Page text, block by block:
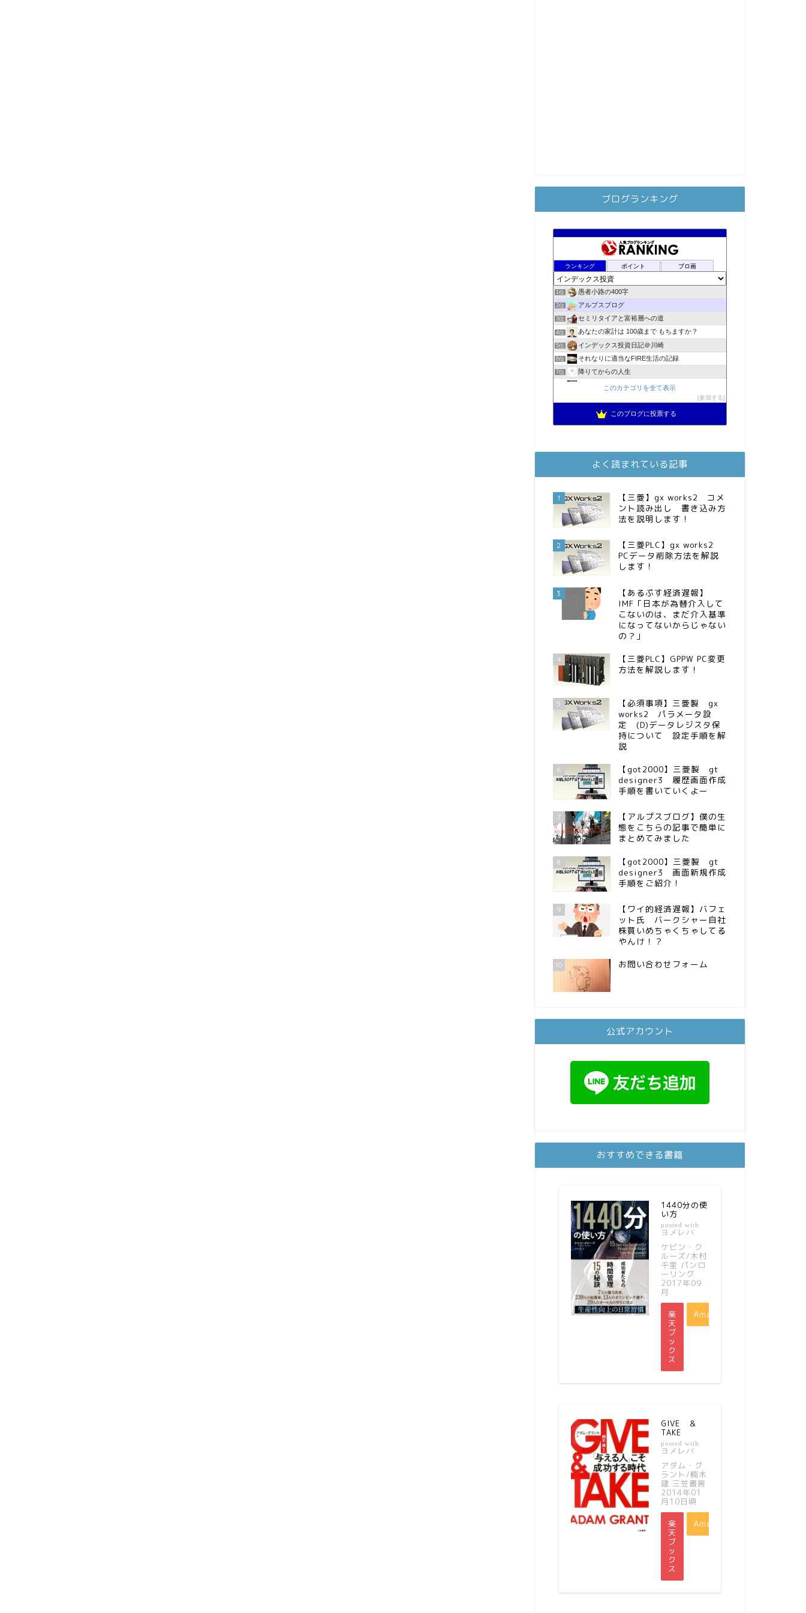
ブログランキング
ランキング ポイント ブロ画
1位 愚者小路の400字
2位 アルプスブログ
3位 セミリタイアと富裕層への道
4位 あなたの家計は 100歳まで もちますか？
5位 インデックス投資日記＠川崎
6位 それなりに適当なFIRE生活の記録
7位 降りてからの人生
2023年(46歳)FIRE！！！＠20XX年FIRE！！！
スパコンSEが効率的投資で一家セミリタイアするブログ
11位 MBAのインデックス投資日記
13位 庶民的家族がインデックス投資でセミリタイア目指してみた
FPが実践するお金の知恵を磨く勉強会
15位 インデックス投資でも富裕層
このカテゴリを全て表示
参加する
このブログに投票する
よく読まれている記事
1
【三菱】gx works2 コメ
ント読み出し 書き込み方
法を説明します！
2
【三菱PLC】gx works2
PCデータ削除方法を解説
します！
3
【あるぷす経済遅報】
IMF「日本が為替介入して
こないのは、まだ介入基準
になってないからじゃない
の？」
4
【三菱PLC】GPPW PC変更
方法を解説します！
5
【必須事項】三菱製 gx
works2 パラメータ設
定 (D)データレジスタ保
持について 設定手順を解
説
6
【got2000】三菱製 gt
designer3 履歴画面作成
手順を書いていくよー
7
【アルプスブログ】僕の生
態をこちらの記事で簡単に
まとめてみました
8
【got2000】三菱製 gt
designer3 画面新規作成
手順をご紹介！
9
【ワイ的経済遅報】バフェ
ット氏 バークシャー自社
株買いめちゃくちゃしてる
やんけ！？
10 お問い合わせフォーム
公式アカウント
おすすめできる書籍
1440分の使
い方
posted with
ヨメレバ
ケビン・ク
ルーズ/木村
千里 パンロ
ーリング
2017年09
月
楽
天
ブ
ッ
ク
ス
Amazon
GIVE ＆
TAKE
posted with
ヨメレバ
アダム・グ
ラント/楠木
建 三笠書房
2014年01
月10日頃
楽
天
ブ
ッ
ク
ス
Amazon